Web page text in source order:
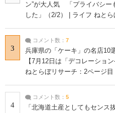
ン”が大人気 「プライバシー
した」（2/2） | ライフ ねと
3
コメント数： 7
兵庫県の「ケーキ」の名店
【7月12日は「デコレーショ
ねとらぼリサーチ：2ページ目
4
コメント数： 5
「北海道土産としてもセンス